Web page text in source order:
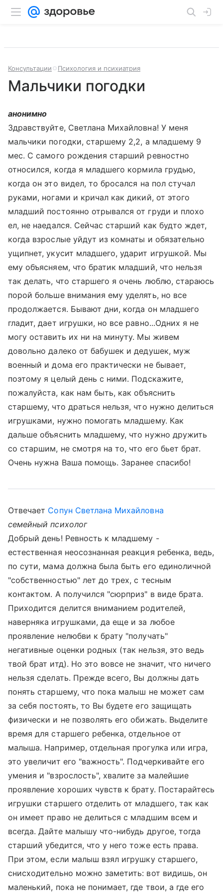
Консультации Психология и психиатрия
Мальчики погодки
анонимно
Здравствуйте, Светлана Михайловна! У меня
мальчики погодки, старшему 2,2, а младшему 9
мес. С самого рождения старший ревностно
относился, когда я младшего кормила грудью,
когда он это видел, то бросался на пол стучал
руками, ногами и кричал как дикий, от этого
младший постоянно отрывался от груди и плохо
ел, не наедался. Сейчас старший как будто ждет,
когда взрослые уйдут из комнаты и обязательно
ущипнет, укусит младшего, ударит игрушкой. Мы
ему объясняем, что братик младший, что нельзя
так делать, что старшего я очень люблю, стараюсь
порой больше внимания ему уделять, но все
продолжается. Бывают дни, когда он младшего
гладит, дает игрушки, но все равно...Одних я не
могу оставить их ни на минуту. Мы живем
довольно далеко от бабушек и дедушек, муж
военный и дома его практически не бывает,
поэтому я целый день с ними. Подскажите,
пожалуйста, как нам быть, как объяснить
старшему, что драться нельзя, что нужно делиться
игрушками, нужно помогать младшему. Как
дальше объяснить младшему, что нужно дружить
со старшим, не смотря на то, что его бьет брат.
Очень нужна Ваша помощь. Заранее спасибо!
Отвечает Сопун Светлана Михайловна
семейный психолог
Добрый день! Ревность к младшему -
естественная неосознанная реакция ребенка, ведь,
по сути, мама должна была быть его единоличной
"собственностью" лет до трех, с тесным
контактом. А получился "сюрприз" в виде брата.
Приходится делится вниманием родителей,
наверняка игрушками, да еще и за любое
проявление нелюбви к брату "получать"
негативные оценки родных (так нельзя, это ведь
твой брат итд). Но это вовсе не значит, что ничего
нельзя сделать. Прежде всего, Вы должны дать
понять старшему, что пока малыш не может сам
за себя постоять, то Вы будете его защищать
физически и не позволять его обижать. Выделите
время для старшего ребенка, отдельное от
малыша. Например, отдельная прогулка или игра,
это увеличит его "важность". Подчеркивайте его
умения и "взрослость", хвалите за малейшие
проявление хороших чувств к брату. Постарайтесь
игрушки старшего отделить от младшего, так как
он имеет право не делиться с младшим всем и
всегда. Дайте малышу что-нибудь другое, тогда
старший убедится, что у него тоже есть права.
При этом, если малыш взял игрушку старшего,
снисходительно можно заметить: вот видишь, он
маленький, пока не понимает, где твои, а где его